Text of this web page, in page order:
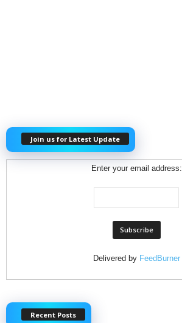
Join us for Latest Update
Enter your email address:
Delivered by FeedBurner
Recent Posts